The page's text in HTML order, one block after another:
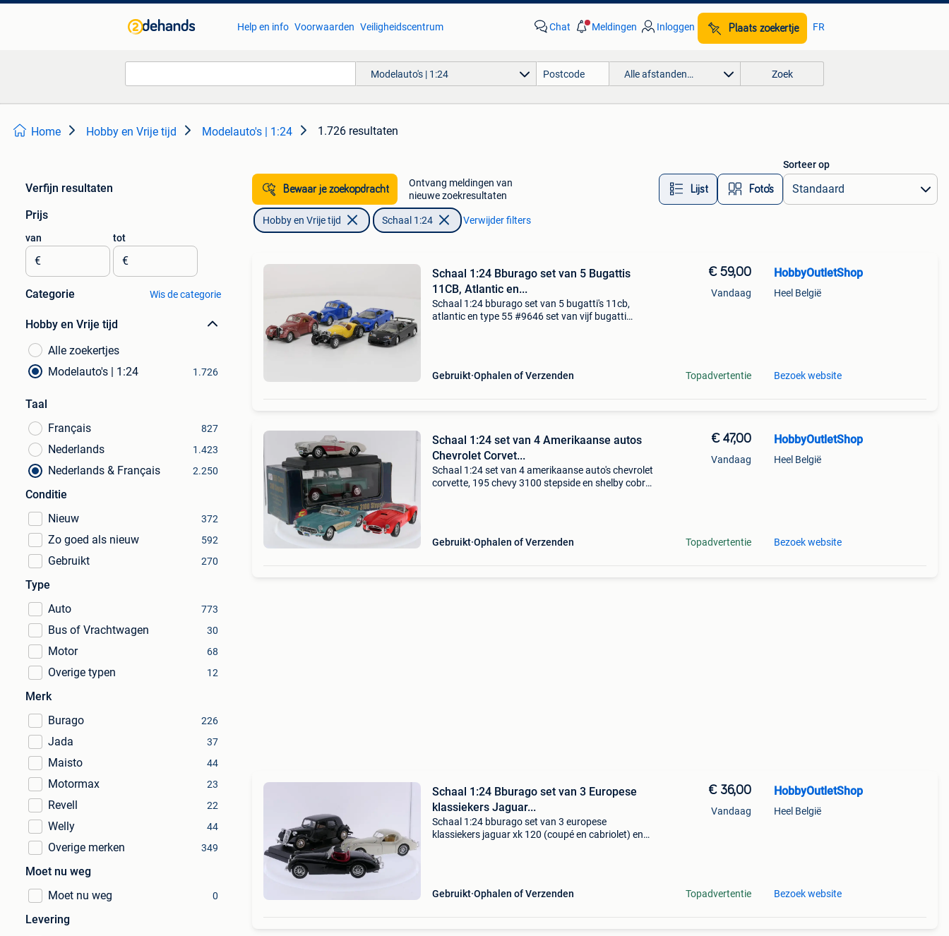
Help en info Voorwaarden Veiligheidscentrum Chat Meldingen Inloggen Plaats zoekertje FR
Modelauto's | 1:24 Alle afstanden… Zoek
Home Hobby en Vrije tijd Modelauto's | 1:24 1.726 resultaten
Verfijn resultaten
Prijs
van
€
tot
€
Categorie Wis de categorie
Hobby en Vrije tijd
Alle zoekertjes
Modelauto's | 1:24
1.726
Taal
Français
827
Nederlands 1.423
Nederlands & Français 2.250
Conditie
Nieuw
372
Zo goed als nieuw 592
Gebruikt 270
Type
Auto
773
Bus of Vrachtwagen 30
Motor 68
Overige typen 12
Merk
Burago
226
Jada 37
Maisto 44
Motormax 23
Revell 22
Welly 44
Overige merken 349
Moet nu weg
Moet nu weg
0
Levering
Bewaar je zoekopdracht
Ontvang meldingen van
nieuwe zoekresultaten
Lijst Foto’s
Sorteer op
Hobby en Vrije tijd Schaal 1:24 Verwijder filters
Schaal 1:24 Bburago set van 5 Bugattis
11CB, Atlantic en...
Schaal 1:24 bburago set van 5 bugatti's 11cb,
atlantic en type 55 #9646 set van vijf bugatti
Gebruikt Ophalen of Verzenden
€ 59,00
Vandaag
Topadvertentie
HobbyOutletShop
Heel België
Bezoek website
Schaal 1:24 set van 4 Amerikaanse autos
Chevrolet Corvet...
Schaal 1:24 set van 4 amerikaanse auto's chevrolet
corvette, 195 chevy 3100 stepside en shelby cobra
Gebruikt Ophalen of Verzenden
€ 47,00
Vandaag
Topadvertentie
HobbyOutletShop
Heel België
Bezoek website
Schaal 1:24 Bburago set van 3 Europese
klassiekers Jaguar...
Schaal 1:24 bburago set van 3 europese
klassiekers jaguar xk 120 (coupé en cabriolet) en
Gebruikt Ophalen of Verzenden
€ 36,00
Vandaag
Topadvertentie
HobbyOutletShop
Heel België
Bezoek website